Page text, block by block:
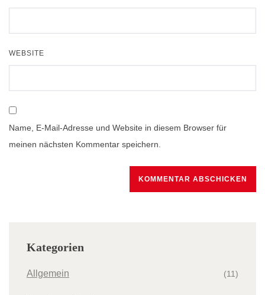
WEBSITE
Name, E-Mail-Adresse und Website in diesem Browser für
meinen nächsten Kommentar speichern.
Kategorien
Allgemein (11)